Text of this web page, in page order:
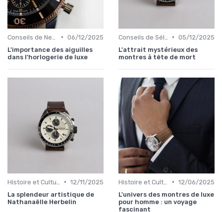
• 06/12/2025
L'importance des aiguilles
dans l'horlogerie de luxe
• 05/12/2025
L'attrait mystérieux des
montres à tête de mort
• 12/11/2025
La splendeur artistique de
Nathanaëlle Herbelin
• 12/06/2025
L'univers des montres de luxe
pour homme : un voyage
fascinant